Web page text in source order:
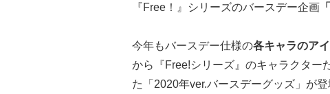
『Free！』シリーズのバースデー企画 「
今年もバースデー仕様の各キャラのア
から『Free!シリーズ』のキャラクター
た「2020年ver.バースデーグッズ」が登